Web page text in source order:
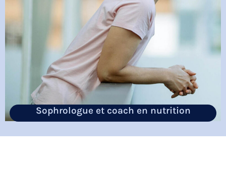
Sophrologue et coach en nutrition